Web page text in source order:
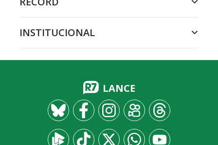
INSTITUCIONAL
LANCE